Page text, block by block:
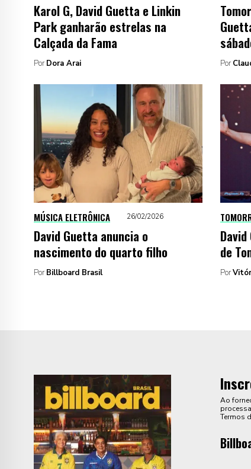
Karol G, David Guetta e Linkin
Park ganharão estrelas na
Calçada da Fama
Por Dora Arai Por
MÚSICA ELETRÔNICA 26/02/2026
David Guetta anuncia o
nascimento do quarto filho
Por Billboard Brasil
de
Por
Ao
Termos